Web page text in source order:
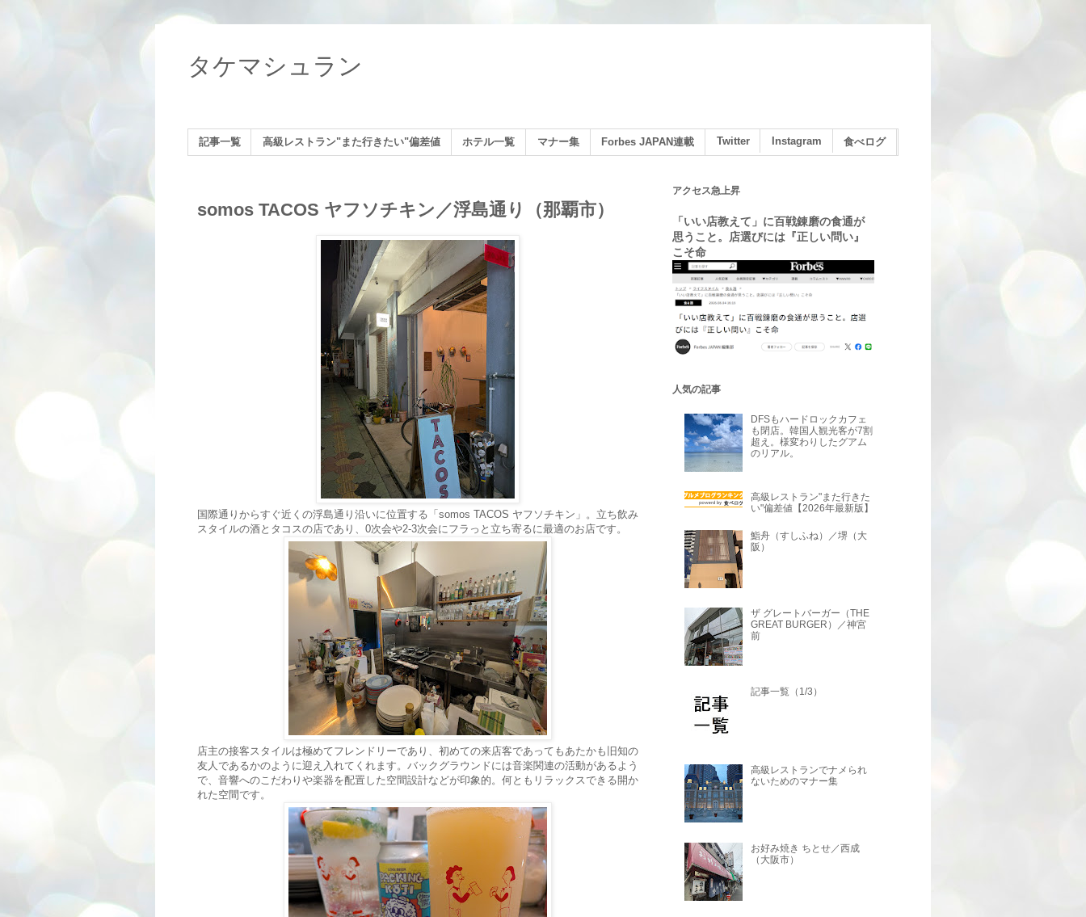
タケマシュラン
記事一覧 高級レストラン"また行きたい"偏差値 ホテル一覧 マナー集 Forbes JAPAN連載 Twitter Instagram 食べログ
somos TACOS ヤフソチキン／浮島通り（那覇市）
国際通りからすぐ近くの浮島通り沿いに位置する「somos TACOS ヤフソチキン」。立ち飲み
スタイルの酒とタコスの店であり、0次会や2-3次会にフラっと立ち寄るに最適のお店です。
店主の接客スタイルは極めてフレンドリーであり、初めての来店客であってもあたかも旧知の
友人であるかのように迎え入れてくれます。バックグラウンドには音楽関連の活動があるよう
で、音響へのこだわりや楽器を配置した空間設計などが印象的。何ともリラックスできる開か
れた空間です。
アクセス急上昇
「いい店教えて」に百戦錬磨の食通が
思うこと。店選びには『正しい問い』
こそ命
人気の記事
DFSもハードロックカフェ
も閉店。韓国人観光客が7割
超え。様変わりしたグアム
のリアル。
高級レストラン"また行きた
い"偏差値【2026年最新版】
鮨舟（すしふね）／堺（大
阪）
ザ グレートバーガー（THE
GREAT BURGER）／神宮
前
記事一覧（1/3）
高級レストランでナメられ
ないためのマナー集
お好み焼き ちとせ／西成
（大阪市）